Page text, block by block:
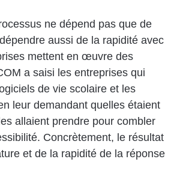
ne dépend pas que de
aussi de la rapidité avec
mettent en œuvre des
a saisi les entreprises qui
de vie scolaire et les
leur demandant quelles étaient
allaient prendre pour combler
Concrètement, le résultat
et de la rapidité de la réponse